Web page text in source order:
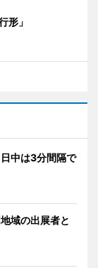
形」
中は3分間隔で
域の出展者と